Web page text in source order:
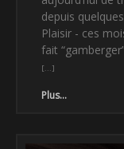
depuis
Plaisir - ces
fait
Plus...